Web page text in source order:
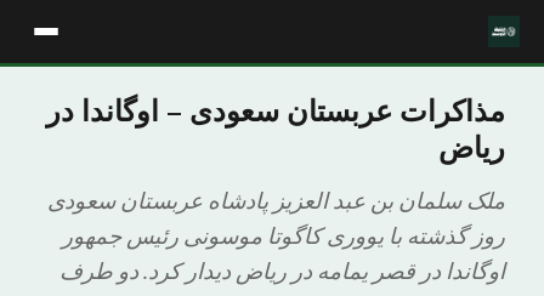
مذاکرات عربستان سعودی – اوگاندا در
ریاض
ملک سلمان بن عبد العزیز پادشاه عربستان سعودی
روز گذشته با یووری کاگوتا موسونی رئیس جمهور
اوگاندا در قصر یمامه در ریاض دیدار کرد. دو طرف